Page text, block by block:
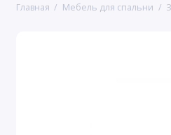
Главная Мебель для спальни